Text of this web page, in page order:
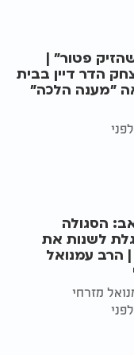
פטור" |
הדר דיין בבית
"מענה הלכה"
הסגולה
לשנות את
הרב עמנואל
מזרחי